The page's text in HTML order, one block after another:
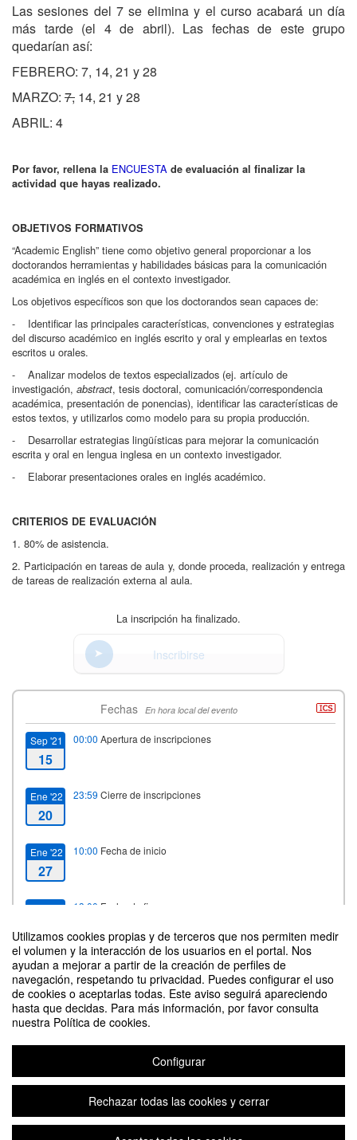
Utilizamos cookies propias y de terceros que nos permiten medir
el volumen y la interacción de los usuarios en el portal. Nos
ayudan a mejorar a partir de la creación de perfiles de
navegación, respetando tu privacidad. Puedes configurar el uso
de cookies o aceptarlas todas. Este aviso seguirá apareciendo
hasta que decidas. Para más información, por favor consulta
nuestra Política de cookies.
Configurar
Rechazar todas las cookies y cerrar
Las sesiones del 7 se elimina y el curso acabará un día
más tarde (el 4 de abril). Las fechas de este grupo
quedarían así:
FEBRERO: 7, 14, 21 y 28
MARZO: 7, 14, 21 y 28
ABRIL: 4
Por favor, rellena la ENCUESTA de evaluación al finalizar la
actividad que hayas realizado.
OBJETIVOS FORMATIVOS
“Academic English” tiene como objetivo general proporcionar a los
doctorandos herramientas y habilidades básicas para la comunicación
académica en inglés en el contexto investigador.
Los objetivos específicos son que los doctorandos sean capaces de:
- Identificar las principales características, convenciones y estrategias
del discurso académico en inglés escrito y oral y emplearlas en textos
escritos u orales.
- Analizar modelos de textos especializados (ej. artículo de
investigación, abstract, tesis doctoral, comunicación/correspondencia
académica, presentación de ponencias), identificar las características de
estos textos, y utilizarlos como modelo para su propia producción.
- Desarrollar estrategias lingüísticas para mejorar la comunicación
escrita y oral en lengua inglesa en un contexto investigador.
- Elaborar presentaciones orales en inglés académico.
CRITERIOS DE EVALUACIÓN
1. 80% de asistencia.
2. Participación en tareas de aula y, donde proceda, realización y entrega
de tareas de realización externa al aula.
La inscripción ha finalizado.
Inscribirse
Fechas En hora local del evento
Sep '21
15
00:00 Apertura de inscripciones
Ene '22
20
23:59 Cierre de inscripciones
Ene '22
27
10:00 Fecha de inicio
Abr '22 13:00 Fecha de fin
Contacto
Actividad transversal, curso 2021-2022: ACADEMIC ENGLISH.
Organizado por Escuela de Doctorado Universidad de Zaragoza